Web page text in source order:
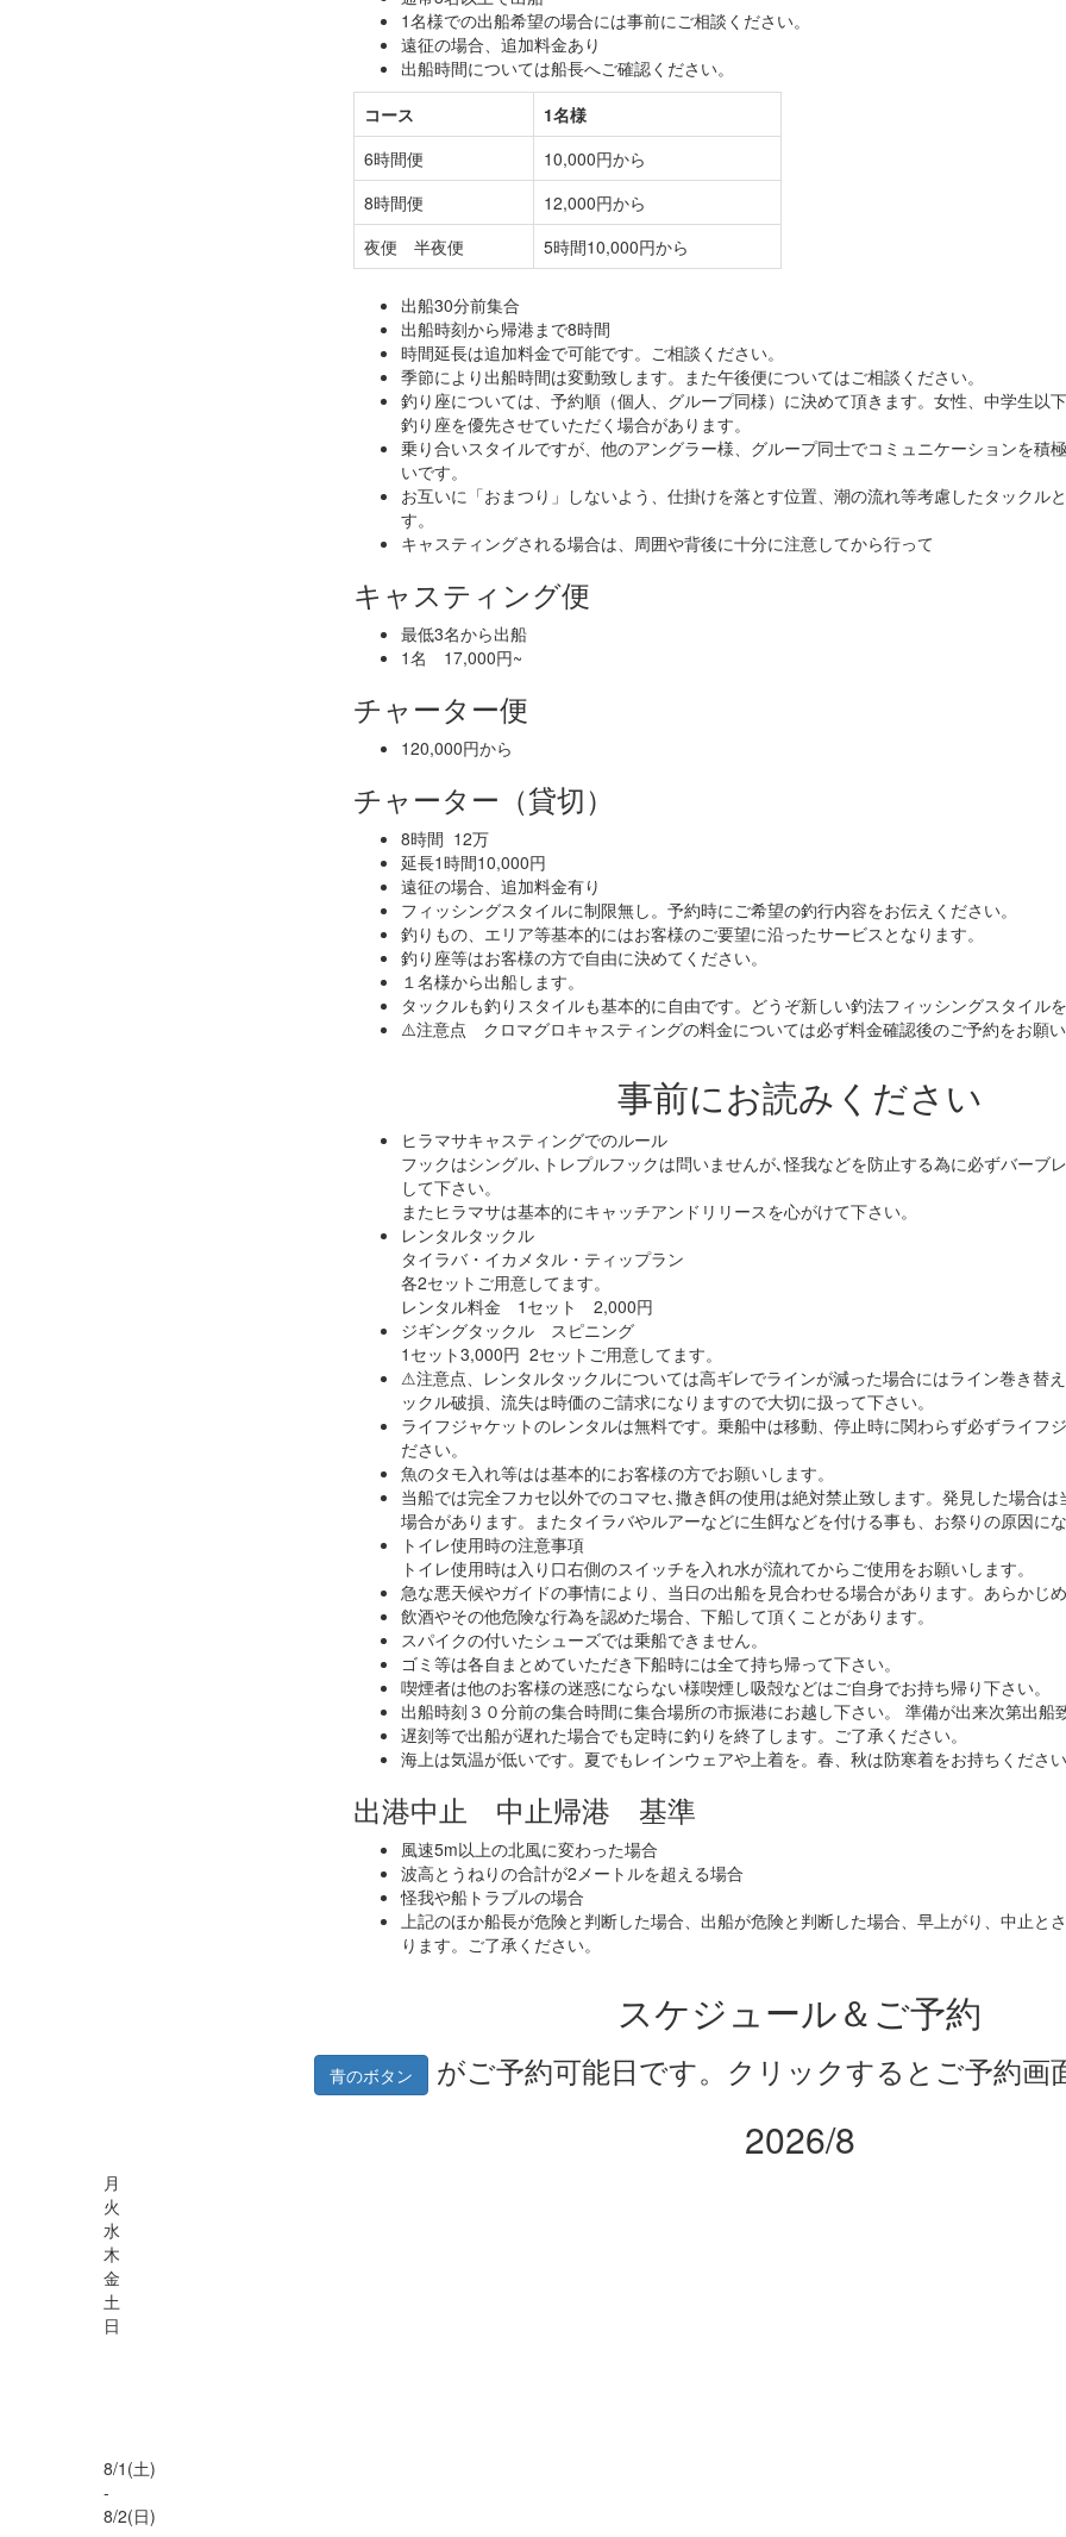
1名様での出船希望の場合には事前にご相談ください。
遠征の場合、追加料金あり
出船時間については船長へご確認ください。
コース
1名様
6時間便
10,000円から
8時間便
12,000円から
夜便 半夜便
5時間10,000円から
出船30分前集合
出船時刻から帰港まで8時間
時間延長は追加料金で可能です。ご相談ください。
季節により出船時間は変動致します。また午後便についてはご相談ください。
釣り座については、予約順（個人、グループ同様）に決めて頂きます。女性、中学生以
釣り座を優先させていただく場合があります。
乗り合いスタイルですが、他のアングラー様、グループ同士でコミュニケーションを積
いです。
お互いに「おまつり」しないよう、仕掛けを落とす位置、潮の流れ等考慮したタックル
す。
キャスティングされる場合は、周囲や背後に十分に注意してから行って
キャスティング便
最低3名から出船
1名 17,000円~
チャーター便
120,000円から
チャーター（貸切）
8時間 12万
延長1時間10,000円
遠征の場合、追加料金有り
フィッシングスタイルに制限無し。予約時にご希望の釣行内容をお伝えください。
釣りもの、エリア等基本的にはお客様のご要望に沿ったサービスとなります。
釣り座等はお客様の方で自由に決めてください。
１名様から出船します。
タックルも釣りスタイルも基本的に自由です。どうぞ新しい釣法フィッシングスタイルを
⚠️注意点 クロマグロキャスティングの料金については必ず料金確認後のご予約をお願い
事前にお読みください
ヒラマサキャスティングでのルール
フックはシングル､トレプルフックは問いませんが､怪我などを防止する為に必ずバーブ
して下さい。
またヒラマサは基本的にキャッチアンドリリースを心がけて下さい。
レンタルタックル
タイラバ・イカメタル・ティップラン
各2セットご用意してます。
レンタル料金 1セット 2,000円
ジギングタックル スピニング
1セット3,000円 2セットご用意してます。
⚠注意点、レンタルタックルについては高ギレでラインが減った場合にはライン巻き替
ックル破損、流失は時価のご請求になりますので大切に扱って下さい。
ライフジャケットのレンタルは無料です。乗船中は移動、停止時に関わらず必ずライフ
ださい。
魚のタモ入れ等はは基本的にお客様の方でお願いします。
当船では完全フカセ以外でのコマセ､撒き餌の使用は絶対禁止致します。発見した場合は
場合があります。またタイラバやルアーなどに生餌などを付ける事も、お祭りの原因に
トイレ使用時の注意事項
トイレ使用時は入り口右側のスイッチを入れ水が流れてからご使用をお願いします。
急な悪天候やガイドの事情により、当日の出船を見合わせる場合があります。あらかじめ
飲酒やその他危険な行為を認めた場合、下船して頂くことがあります。
スパイクの付いたシューズでは乗船できません。
ゴミ等は各自まとめていただき下船時には全て持ち帰って下さい。
喫煙者は他のお客様の迷惑にならない様喫煙し吸殻などはご自身でお持ち帰り下さい。
出船時刻３０分前の集合時間に集合場所の市振港にお越し下さい。 準備が出来次第出船
遅刻等で出船が遅れた場合でも定時に釣りを終了します。ご了承ください。
海上は気温が低いです。夏でもレインウェアや上着を。春、秋は防寒着をお持ちください
出港中止 中止帰港 基準
風速5m以上の北風に変わった場合
波高とうねりの合計が2メートルを超える場合
怪我や船トラブルの場合
上記のほか船長が危険と判断した場合、出船が危険と判断した場合、早上がり、中止と
ります。ご了承ください。
スケジュール＆ご予約
青のボタン がご予約可能日です。クリックするとご予約画
2026/8
月
火
水
木
金
土
日
8/1 (土)
-
8/2(日)